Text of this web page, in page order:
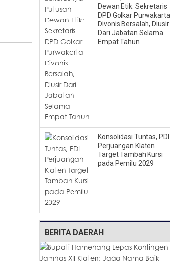
Dewan Etik: Sekretaris
DPD Golkar Purwakarta
Divonis Bersalah, Diusir
Dari Jabatan Selama
Empat Tahun
Konsolidasi Tuntas, PDI
Perjuangan Klaten
Target Tambah Kursi
pada Pemilu 2029
BERITA DAERAH